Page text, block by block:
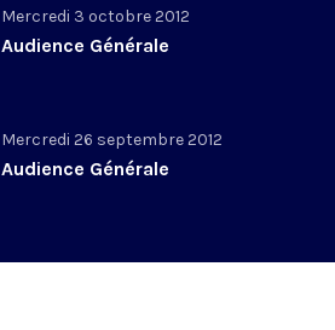
Mercredi 3 octobre 2012
Audience Générale
Mercredi 26 septembre 2012
Audience Générale